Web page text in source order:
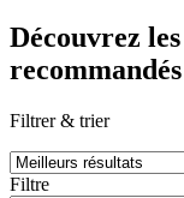
Découvrez
recommandés
Filtrer & trier
Filtre